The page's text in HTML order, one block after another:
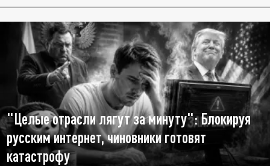
"Целые отрасли лягут за минуту": Блокируя
русским интернет, чиновники готовят
катастрофу